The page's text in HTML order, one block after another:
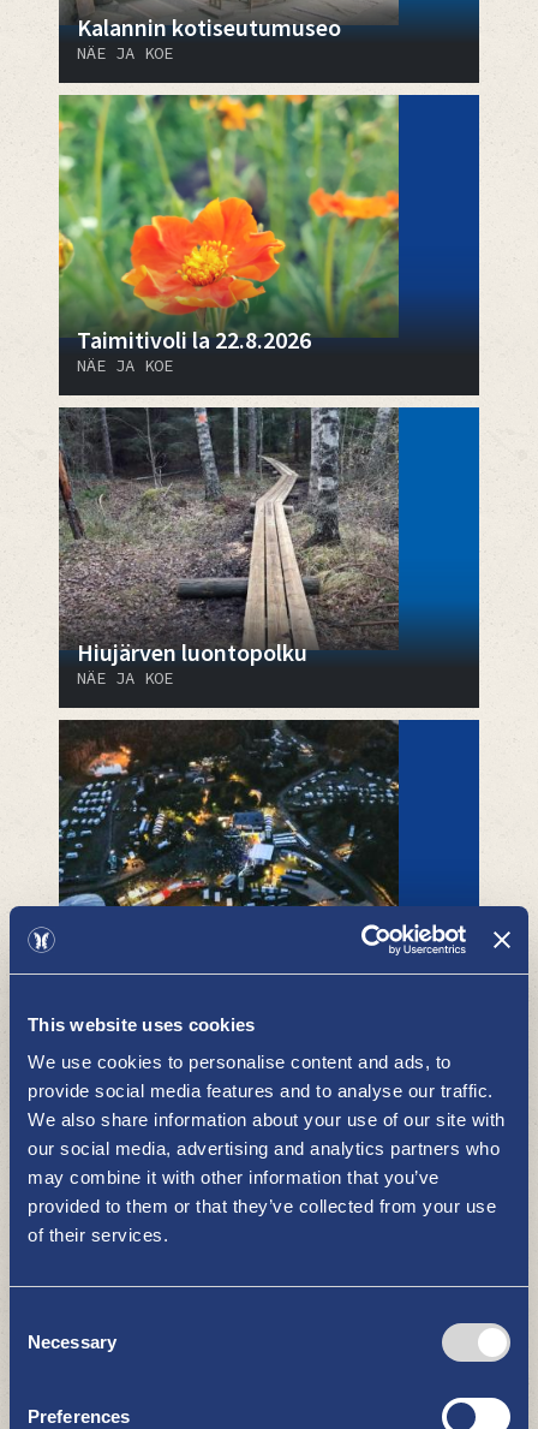
This website uses cookies
We use cookies to personalise content and ads, to
provide social media features and to analyse our traffic.
We also share information about your use of our site with
our social media, advertising and analytics partners who
may combine it with other information that you’ve
provided to them or that they’ve collected from your use
of their services.
Selection
Necessary
Preferences
Kalannin kotiseutumuseo
NÄE JA KOE
Taimitivoli la 22.8.2026
NÄE JA KOE
Hiujärven luontopolku
NÄE JA KOE
Tupsula - tuhansien tupsujen -